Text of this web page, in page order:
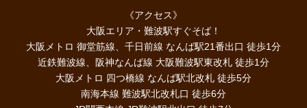
《アクセス》
大阪エリア・難波駅すぐそば！
大阪メトロ 御堂筋線、千日前線 なんば駅21番出口 徒歩1分
近鉄難波線、阪神なんば線 大阪難波駅東改札 徒歩1分
大阪メトロ 四つ橋線 なんば駅北改札 徒歩5分
南海本線 難波駅北改札口 徒歩6分